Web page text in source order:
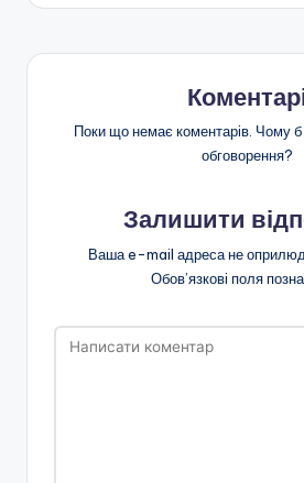
Поки що немає коментарів. Чому
обговорення?
Залишити
Ваша e-mail адреса не
Обов’язкові поля